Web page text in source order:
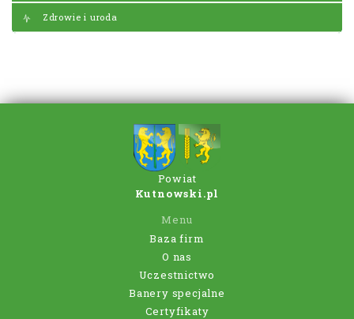
Zdrowie i uroda
Powiat
Kutnowski.pl
Menu
Baza firm
O nas
Uczestnictwo
Banery specjalne
Certyfikaty